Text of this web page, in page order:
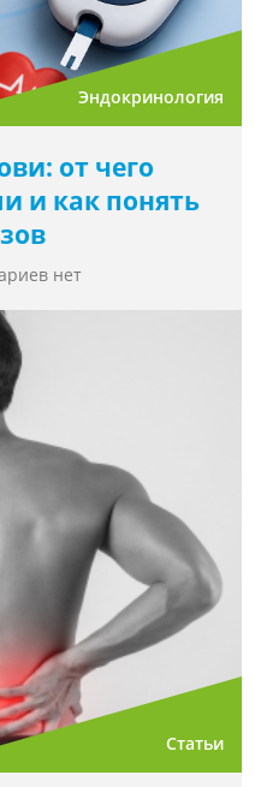
Эндокринология
от чего
и как понять
нет
Статьи